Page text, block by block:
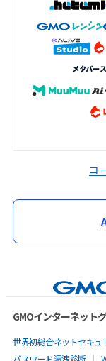
コ
GMOインターネット
世界初総合ネットセキュ
パスワード漏洩診断